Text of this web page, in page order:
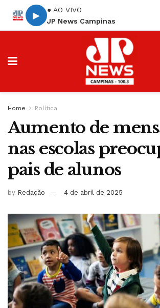
▶
● AO VIVO
JP News Campinas
Home Política
Aumento de
nas escolas
pais de alunos
by Redação 4 de abril de 2025